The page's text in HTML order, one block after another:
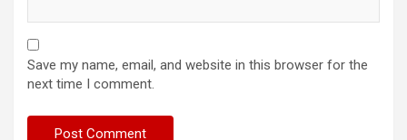
Save my name, email, and website in this browser for the
next time I comment.